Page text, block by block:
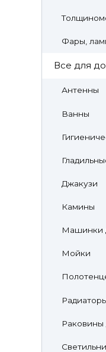
Фары,
Все для
Антенны
Ванны
Джакузи
Камины
Машинки
Мойки
Раковины